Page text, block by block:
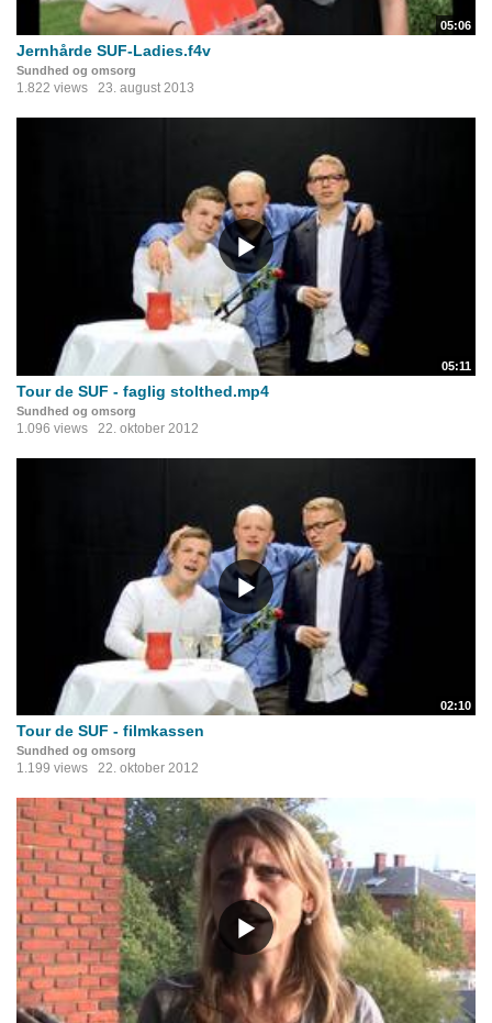
05:06
Jernhårde SUF-Ladies.f4v
Sundhed og omsorg
1.822 views 23. august 2013
05:11
Tour de SUF - faglig stolthed.mp4
Sundhed og omsorg
1.096 views 22. oktober 2012
02:10
Tour de SUF - filmkassen
Sundhed og omsorg
1.199 views 22. oktober 2012